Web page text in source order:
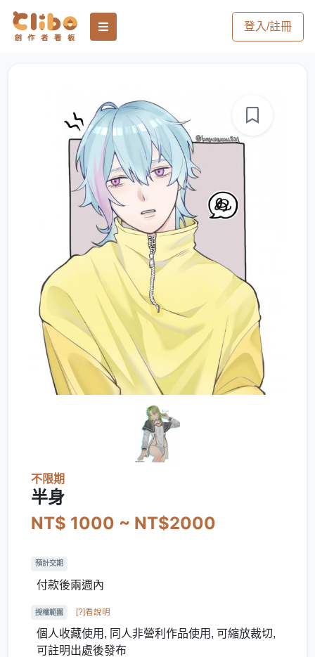
登入/註冊
不限期
半身
NT$ 1000 ~ NT$2000
預計交期
付款後兩週內
授權範圍 [?]看說明
個人收藏使用, 同人非營利作品使用, 可縮放裁切,
可註明出處後發布